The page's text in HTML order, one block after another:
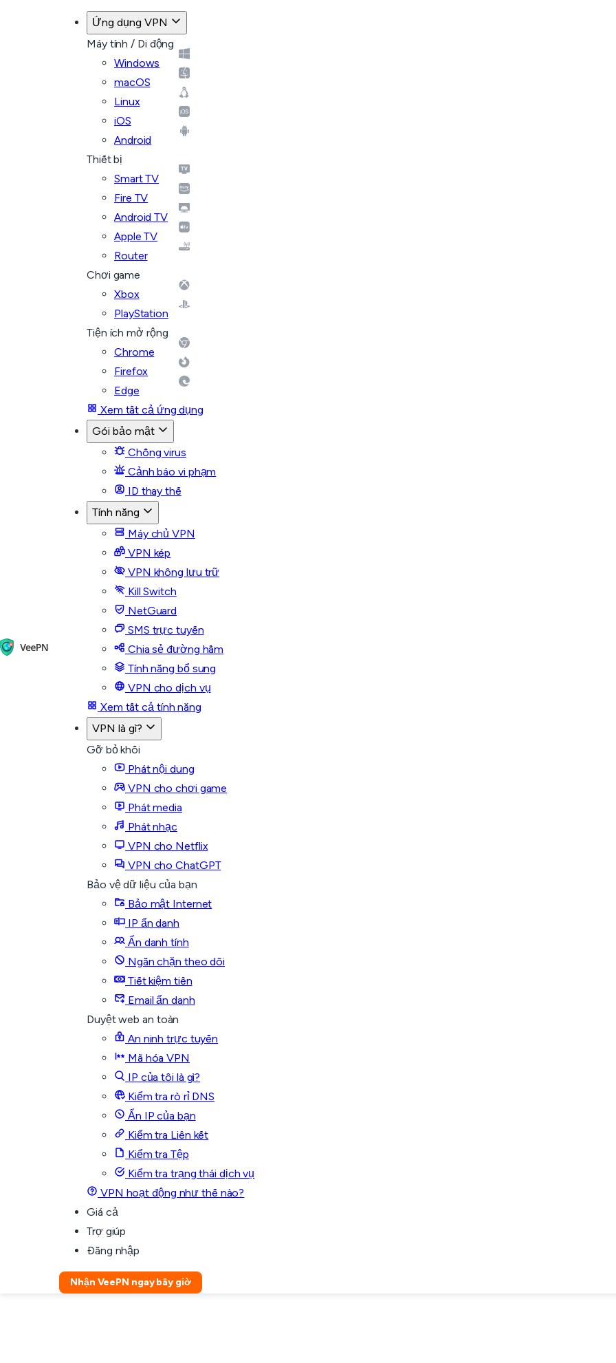
Ứng dụng VPN
Máy tính / Di động
Windows
macOS
Linux
iOS
Android
Thiết bị
Smart TV
Fire TV
Android TV
Apple TV
Router
Chơi game
Xbox
PlayStation
Tiện ích mở rộng
Chrome
Firefox
Edge
Xem tất cả ứng dụng
Gói bảo mật
Chống virus
Cảnh báo vi phạm
ID thay thế
Tính năng
Máy chủ VPN
VPN kép
VPN không lưu trữ
Kill Switch
NetGuard
SMS trực tuyến
Chia sẻ đường hầm
Tính năng bổ sung
VPN cho dịch vụ
Xem tất cả tính năng
VPN là gì?
Gỡ bỏ khối
Phát nội dung
VPN cho chơi game
Phát media
Phát nhạc
VPN cho Netflix
VPN cho ChatGPT
Bảo vệ dữ liệu của bạn
Bảo mật Internet
IP ẩn danh
Ẩn danh tính
Ngăn chặn theo dõi
Tiết kiệm tiền
Email ẩn danh
Duyệt web an toàn
An ninh trực tuyến
Mã hóa VPN
IP của tôi là gì?
Kiểm tra rò rỉ DNS
Ẩn IP của bạn
Kiểm tra Liên kết
Kiểm tra Tệp
Kiểm tra trạng thái dịch vụ
VPN hoạt động như thế nào?
Giá cả
Trợ giúp
Đăng nhập
Nhận VeePN ngay bây giờ